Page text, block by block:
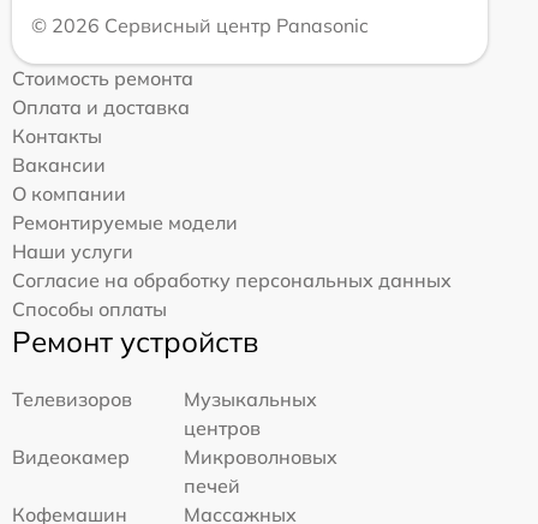
© 2026 Сервисный центр Panasonic
Стоимость ремонта
Оплата и доставка
Контакты
Вакансии
О компании
Ремонтируемые модели
Наши услуги
Согласие на обработку персональных данных
Способы оплаты
Ремонт устройств
Телевизоров
Музыкальных
центров
Видеокамер
Микроволновых
печей
Кофемашин
Массажных